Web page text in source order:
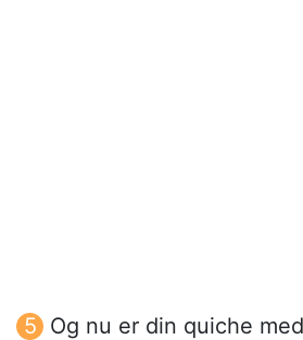
Og nu er din quiche